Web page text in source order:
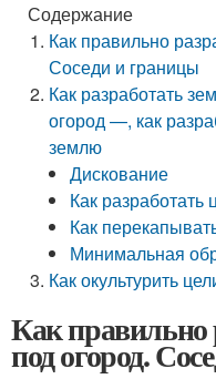
Содержание
Как правильно
Соседи и границы
Как разработать
огород —, как
землю
Дискование
Как разработать
Как
Минимальная
Как окультурить
Как правильно
под огород.